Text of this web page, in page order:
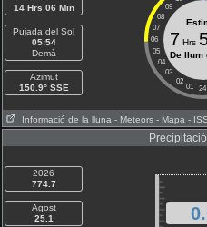
14 Hrs 06 Min
Pujada del Sol
05:54
Demà
Azimut
150.9° SSE
09
08
07
06
05
04
03
02
01 24
7 Hrs
De llum
Informació de la lluna - Meteors - Mapa - ISS
2026
774.7
Agost
25.1